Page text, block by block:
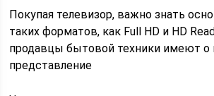
Покупая телевизор, важно знать
таких форматов, как Full HD и HD
продавцы бытовой техники имеют о
представление